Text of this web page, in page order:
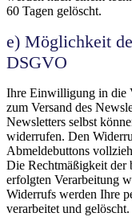
60 Tagen gelöscht.
e) Möglichkeit
DSGVO
Ihre Einwilligung in die
zum Versand des
Newsletters selbst
widerrufen. Den
Abmeldebuttons
Die Rechtmäßigkeit
erfolgten Verarbeitung
Widerrufs werden Ihre
verarbeitet und gelöscht.